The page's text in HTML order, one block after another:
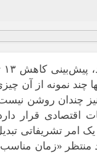
تبلیغات
احتمال
خارجی تنها چند نمونه از آن
نیز چندان روشن
اقتصادی قرار
امر تشریفاتی
منتظر «زمان